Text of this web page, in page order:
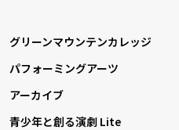
グリーンマウンテンカレッジ
パフォーミングアーツ
アーカイブ
青少年と創る演劇 Lite